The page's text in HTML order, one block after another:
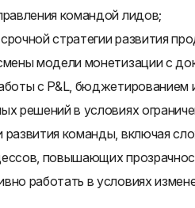
командой лидов;
стратегии развития
модели монетизации с
с P&L, бюджетированием
решений в условиях
команды, включая
повышающих
работать в условиях